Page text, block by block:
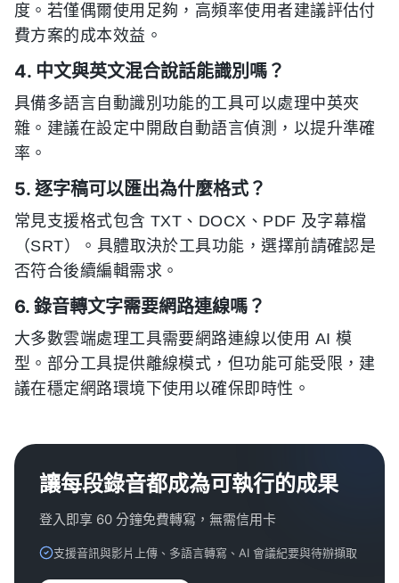
度。若僅偶爾使用足夠，高頻率使用者建議評估付
費方案的成本效益。
4. 中文與英文混合說話能識別嗎？
具備多語言自動識別功能的工具可以處理中英夾
雜。建議在設定中開啟自動語言偵測，以提升準確
率。
5. 逐字稿可以匯出為什麼格式？
常見支援格式包含 TXT、DOCX、PDF 及字幕檔
（SRT）。具體取決於工具功能，選擇前請確認是
否符合後續編輯需求。
6. 錄音轉文字需要網路連線嗎？
大多數雲端處理工具需要網路連線以使用 AI 模
型。部分工具提供離線模式，但功能可能受限，建
議在穩定網路環境下使用以確保即時性。
讓每段錄音都成為可執行的成果
登入即享 60 分鐘免費轉寫，無需信用卡
支援音訊與影片上傳、多語言轉寫、AI 會議紀要與待辦擷取